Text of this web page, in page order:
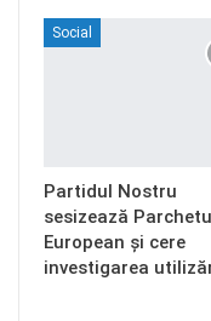
Social
Partidul Nostru
sesizează
European și cere
investigarea